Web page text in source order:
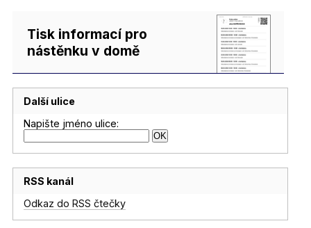
Tisk informací pro
nástěnku v domě
Další ulice
Napište jméno ulice:
RSS kanál
Odkaz do RSS čtečky